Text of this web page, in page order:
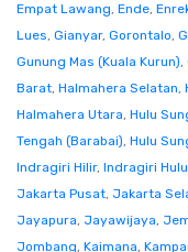
Empat Lawang, Ende,
Lues, Gianyar, Gorontalo,
Gunung Mas (Kuala Kurun),
Barat, Halmahera Selatan,
Halmahera Utara, Hulu
Tengah (Barabai), Hulu
Indragiri Hilir, Indragiri Hulu
Jakarta Pusat, Jakarta
Jayapura, Jayawijaya,
Jombang, Kaimana,